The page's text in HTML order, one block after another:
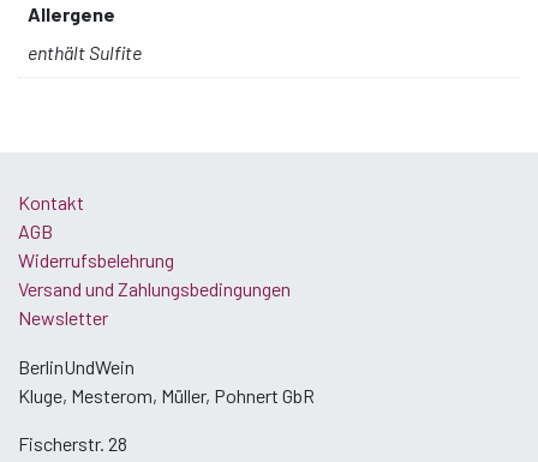
Allergene
enthält Sulfite
Kontakt
AGB
Widerrufsbelehrung
Versand und Zahlungsbedingungen
Newsletter
BerlinUndWein
Kluge, Mesterom, Müller, Pohnert GbR
Fischerstr. 28